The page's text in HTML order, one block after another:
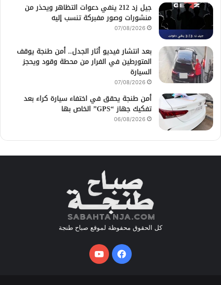
جيل زد 212 ينفي دعوات التظاهر ويحذر من
منشورات وصور مفبركة تنسب إليه
07/08/2026
بعد انتشار فيديو أثار الجدل.. أمن طنجة يوقف
المتورطين في الفرار من محطة وقود ويحجز
السيارة
07/08/2026
أمن طنجة يحقق في اختفاء سيارة كراء بعد
تفكيك جهاز “GPS” الخاص بها
06/08/2026
كل الحقوق محفوظة لموقع صباح طنجة
فيسبوكيوتيوب